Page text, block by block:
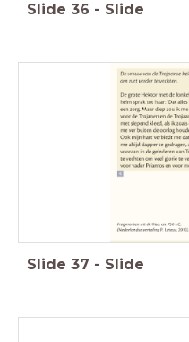
Slide 36 - Slide
Slide 37 - Slide